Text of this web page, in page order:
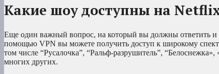
Какие шоу доступны на
Еще один важный вопрос, на который вы должны ответить
помощью VPN вы можете получить доступ к широкому
том числе “Русалочка”, “Ральф-разрушитель”,
многих других.